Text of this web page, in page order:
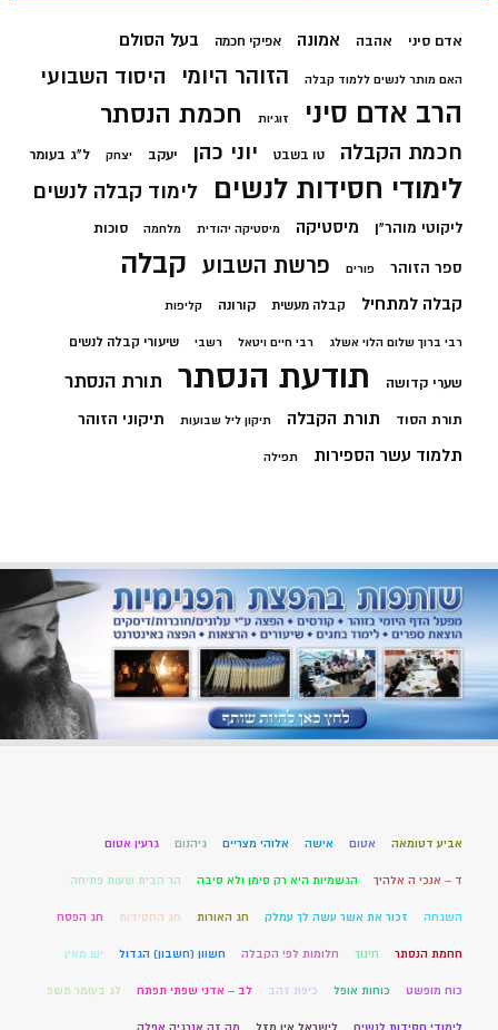
אדם סיני אהבה אמונה אפיקי חכמה בעל הסולם
האם מותר לנשים ללמוד קבלה הזוהר היומי היסוד השבועי
הרב אדם סיני זוגיות חכמת הנסתר
חכמת הקבלה טו בשבט יוני כהן יעקב יצחק ל"ג בעומר
לימודי חסידות לנשים לימוד קבלה לנשים
ליקוטי מוהר"ן מיסטיקה מיסטיקה יהודית מלחמה סוכות
ספר הזוהר פורים פרשת השבוע קבלה
קבלה למתחיל קבלה מעשית קורונה קליפות
רבי ברוך שלום הלוי אשלג רבי חיים ויטאל רשבי שיעורי קבלה לנשים
שערי קדושה תודעת הנסתר תורת הנסתר
תורת הסוד תורת הקבלה תיקון ליל שבועות תיקוני הזוהר
תלמוד עשר הספירות תפילה
אביע דטומאה אטום אישה אלוהי מצריים גיהנום גרעין אטום
ד – אנכי ה אלהיך הגשמיות היא רק סימן ולא סיבה הר הבית שעות פתיחה
השגחה זכור את אשר עשה לך עמלק חג האורות חג החסידות חג הפסח
חחמת הנסתר חינוך חלומות לפי הקבלה חשוון (חשבון) הגדול יש מאין
כוח מופשט כוחות אופל כיפת זהב לב – אדני שפתי תפתח לג בעומר תשפ